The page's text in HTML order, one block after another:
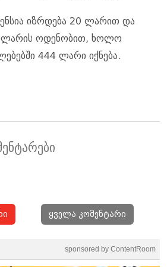
იზრდება 20 ლარით და
ლარის ოდენობით, ხოლო
444 ლარი იქნება.
ყველა კომენტარი
sponsored by ContentRoom